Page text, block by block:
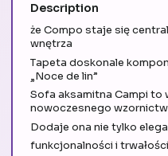
Description
że Compo staje się
wnętrza
Tapeta doskonale
„Noce de lin”
Sofa aksamitna Campi to
nowoczesnego
Dodaje ona nie tylko
funkcjonalności i trwałości